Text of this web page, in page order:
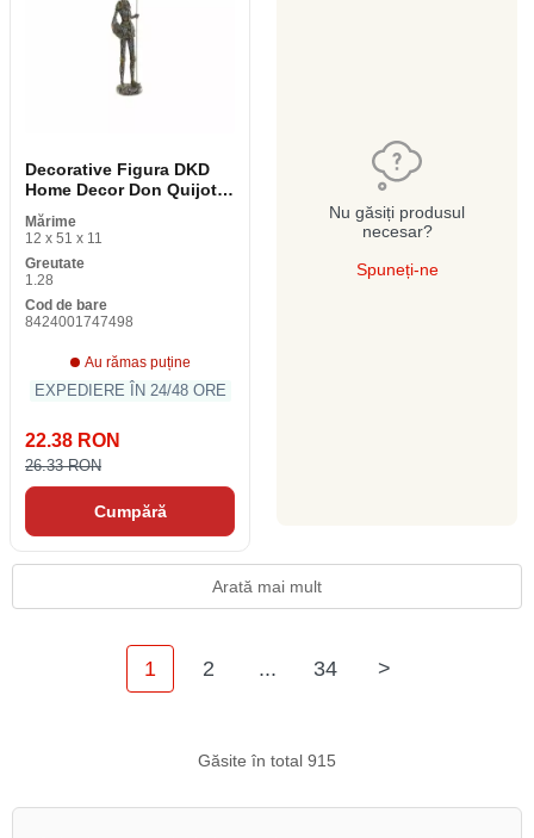
Decorative Figura DKD
Home Decor Don Quijote
maro rășină bej 12 x 11 x
51 cm
Mărime
12 x 51 x 11
Greutate
1.28
Cod de bare
8424001747498
Au rămas puține
EXPEDIERE ÎN 24/48 ORE
22.38 RON
26.33 RON
Cumpără
Nu găsiți produsul
necesar?
Spuneți-ne
Arată mai mult
1 2 ... 34 >
Găsite în total 915